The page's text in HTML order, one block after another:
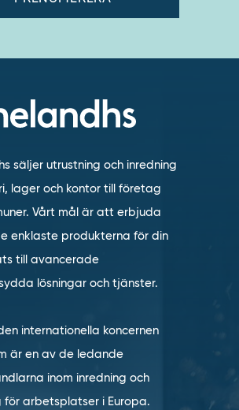
säljer utrustning och inredning
lager och kontor till företag
Vårt mål är att erbjuda
enklaste produkterna för din
till avancerade
lösningar och tjänster.
internationella koncernen
är en av de ledande
inom inredning och
för arbetsplatser i Europa.